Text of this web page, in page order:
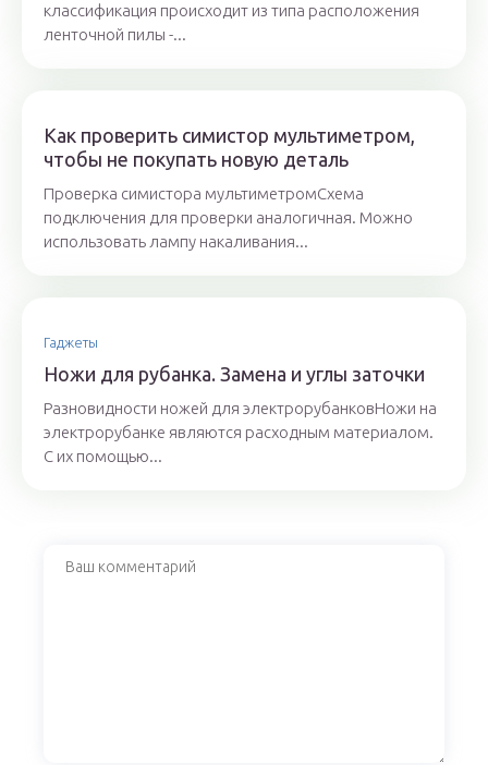
классификация происходит из типа расположения
ленточной пилы -...
Как проверить симистор мультиметром,
чтобы не покупать новую деталь
Проверка симистора мультиметромСхема
подключения для проверки аналогичная. Можно
использовать лампу накаливания...
Гаджеты
Ножи для рубанка. Замена и углы заточки
Разновидности ножей для электрорубанковНожи на
электрорубанке являются расходным материалом.
С их помощью...